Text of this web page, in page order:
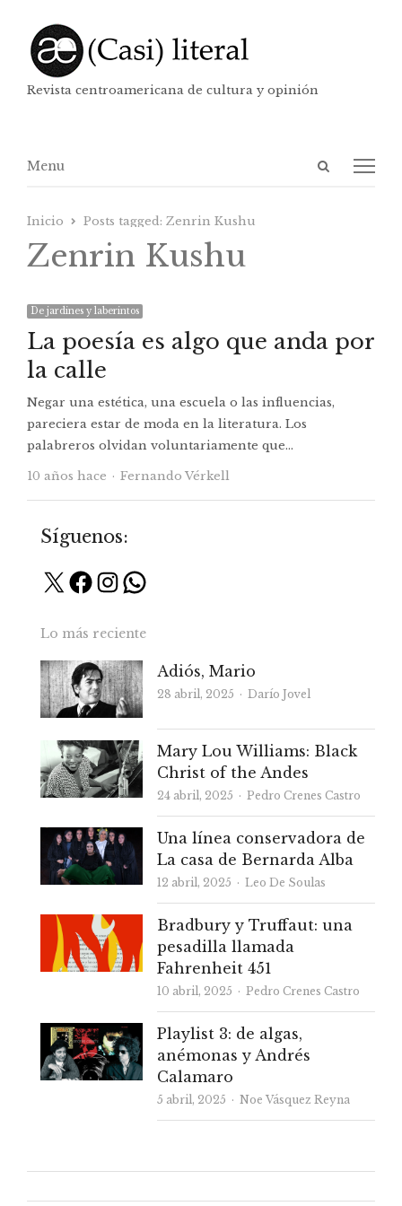
Revista centroamericana de cultura y opinión
Abrir
Menú
Menu
Inicio Posts tagged: Zenrin Kushu
Zenrin Kushu
De jardines y laberintos
La poesía es algo que anda por
la calle
Negar una estética, una escuela o las influencias,
pareciera estar de moda en la literatura. Los
palabreros olvidan voluntariamente que…
10 años hace
Autor
Fernando Vérkell
Síguenos:
X Facebook
Instagram
WhatsApp
Lo más reciente
Adiós, Mario
28 abril, 2025 Autor
Darío Jovel
Mary Lou Williams: Black
Christ of the Andes
24 abril, 2025 Autor
Pedro Crenes Castro
Una línea conservadora de
La casa de Bernarda Alba
12 abril, 2025 Autor
Leo De Soulas
Bradbury y Truffaut: una
pesadilla llamada
Fahrenheit 451
10 abril, 2025 Autor
Pedro Crenes Castro
Playlist 3: de algas,
anémonas y Andrés
Calamaro
5 abril, 2025 Autor
Noe Vásquez Reyna